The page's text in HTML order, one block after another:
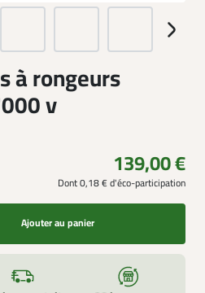
à rongeurs
v
139,00 €
Dont 0,18 € d'éco-participation
Ajouter au panier